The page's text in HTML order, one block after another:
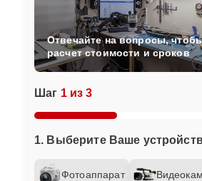
Шаг 1 из 3
1. Выберите Ваше
Фотоаппарат
Отвечайте на вопросы,
расчет стоимости и сроков